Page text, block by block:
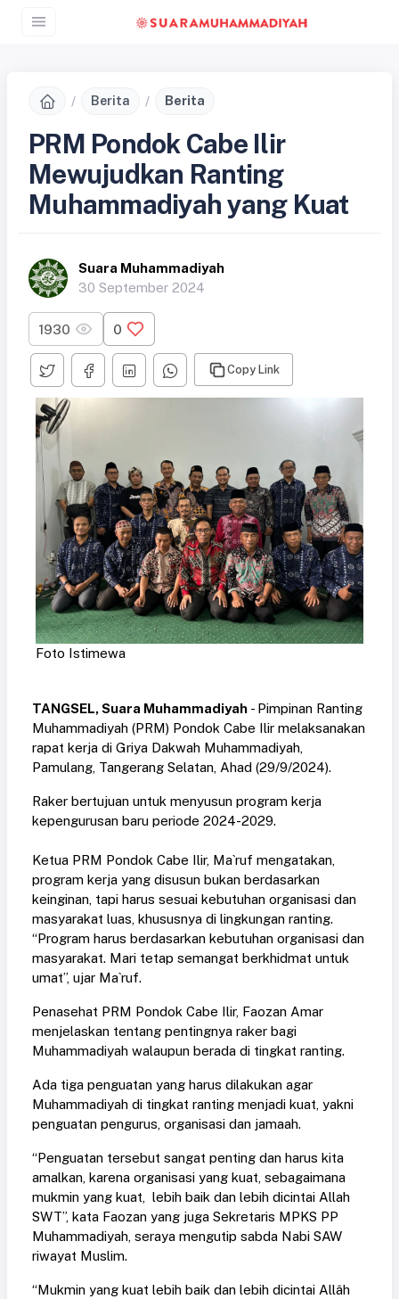
Berita Berita
PRM Pondok Cabe Ilir
Mewujudkan Ranting
Muhammadiyah yang Kuat
Suara Muhammadiyah
30 September 2024
1930 0
Copy Link
Foto Istimewa
TANGSEL, Suara Muhammadiyah - Pimpinan Ranting
Muhammadiyah (PRM) Pondok Cabe Ilir melaksanakan
rapat kerja di Griya Dakwah Muhammadiyah,
Pamulang, Tangerang Selatan, Ahad (29/9/2024).
Raker bertujuan untuk menyusun program kerja
kepengurusan baru periode 2024-2029.
Ketua PRM Pondok Cabe Ilir, Ma`ruf mengatakan,
program kerja yang disusun bukan berdasarkan
keinginan, tapi harus sesuai kebutuhan organisasi dan
masyarakat luas, khususnya di lingkungan ranting.
“Program harus berdasarkan kebutuhan organisasi dan
masyarakat. Mari tetap semangat berkhidmat untuk
umat”, ujar Ma`ruf.
Penasehat PRM Pondok Cabe Ilir, Faozan Amar
menjelaskan tentang pentingnya raker bagi
Muhammadiyah walaupun berada di tingkat ranting.
Ada tiga penguatan yang harus dilakukan agar
Muhammadiyah di tingkat ranting menjadi kuat, yakni
penguatan pengurus, organisasi dan jamaah.
“Penguatan tersebut sangat penting dan harus kita
amalkan, karena organisasi yang kuat, sebagaimana
mukmin yang kuat, lebih baik dan lebih dicintai Allah
SWT”, kata Faozan yang juga Sekretaris MPKS PP
Muhammadiyah, seraya mengutip sabda Nabi SAW
riwayat Muslim.
“Mukmin yang kuat lebih baik dan lebih dicintai Allâh